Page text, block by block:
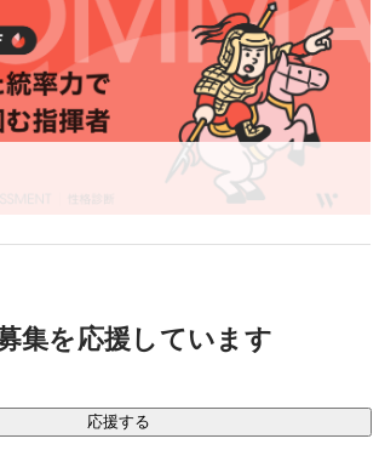
ベート事業｜「地域活性」をもっとオモシ
々と共に、共創型のまちづくりを進めま
関係人口の創出を通じ、単なる「集客」で
走し続けるための「循環する仕組み」を育
集を応援しています
応援する